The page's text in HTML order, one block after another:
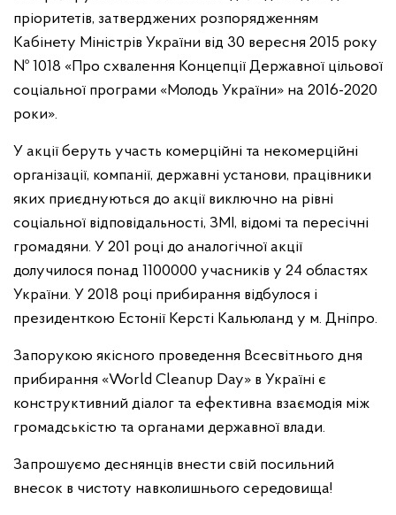
пріоритетів, затверджених розпорядженням
Кабінету Міністрів України від 30 вересня 2015 року
№ 1018 «Про схвалення Концепції Державної цільової
соціальної програми «Молодь України» на 2016-2020
роки».
У акції беруть участь комерційні та некомерційні
організації, компанії, державні установи, працівники
яких приєднуються до акції виключно на рівні
соціальної відповідальності, ЗМІ, відомі та пересічні
громадяни. У 201 році до аналогічної акції
долучилося понад 1100000 учасників у 24 областях
України. У 2018 році прибирання відбулося і
президенткою Естонії Керсті Кальюланд у м. Дніпро.
Запорукою якісного проведення Всесвітнього дня
прибирання «World Cleanup Day» в Україні є
конструктивний діалог та ефективна взаємодія між
громадськістю та органами державної влади.
Запрошуємо деснянців внести свій посильний
внесок в чистоту навколишнього середовища!